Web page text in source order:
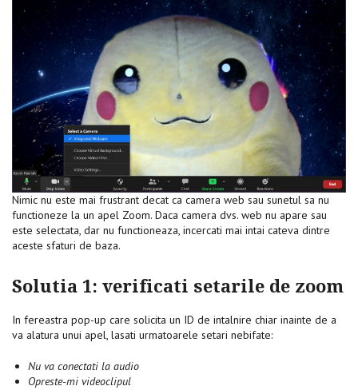
Nimic nu este mai frustrant decat ca camera web sau sunetul sa nu
functioneze la un apel Zoom. Daca camera dvs. web nu apare sau
este selectata, dar nu functioneaza, incercati mai intai cateva dintre
aceste sfaturi de baza.
Solutia 1: verificati setarile de zoom
In fereastra pop-up care solicita un ID de intalnire chiar inainte de a
va alatura unui apel, lasati urmatoarele setari nebifate:
Nu va conectati la audio
Opreste-mi videoclipul